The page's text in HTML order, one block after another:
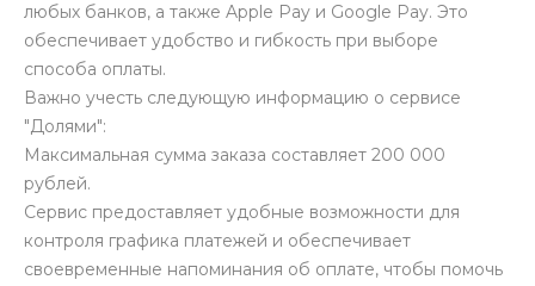
любых банков, а также Apple Pay и Google Pay. Это
обеспечивает удобство и гибкость при выборе
способа оплаты.
Важно учесть следующую информацию о сервисе
"Долями":
Максимальная сумма заказа составляет 200 000
рублей.
Сервис предоставляет удобные возможности для
контроля графика платежей и обеспечивает
своевременные напоминания об оплате, чтобы помочь